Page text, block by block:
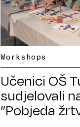
Workshops
Učenici OŠ
sudjelovali
”Pobjeda